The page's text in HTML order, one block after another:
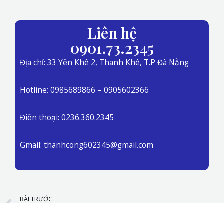
Liên hệ
0901.73.2345
Địa chỉ: 33 Yên Khê 2, Thanh Khê, T.P Đà Nẵng
Hotline: 0985689866 – 0905602366
Điện thoại: 0236.360.2345
Gmail: thanhcong602345@gmail.com
BÀI TRƯỚC